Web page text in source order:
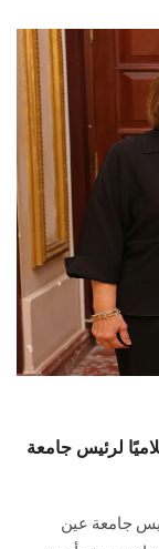
الأنظمة الذكية
الإعلام
تواصل معنا
الطلاب
هيئة التدريس
الدراسات العليا
الزائـرون
لرئيس جامعة
جامعة عين